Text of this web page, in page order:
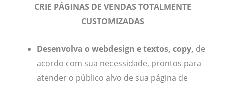
CRIE PÁGINAS DE VENDAS TOTALMENTE
CUSTOMIZADAS
Desenvolva o webdesign e textos, copy, de
acordo com sua necessidade, prontos para
atender o público alvo de sua página de